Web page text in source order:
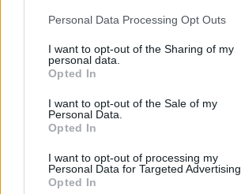
Personal Data Processing Opt Outs
I want to opt-out of the Sharing of my
personal data.
Opted In
I want to opt-out of the Sale of my
Personal Data.
Opted In
I want to opt-out of processing my
Personal Data for Targeted Advertising.
Opted In
Gyori Audi ETO - Metz Handball
07/06/2026 EHF Women's
Champions League por DAZN,
DAZN 1, DAZN 1 Bar
1
10